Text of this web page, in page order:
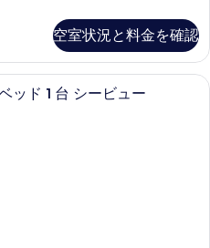
空室状況と料金を確認
セーフティボックス (室内)、デスク
ッド 1 台 シービュー